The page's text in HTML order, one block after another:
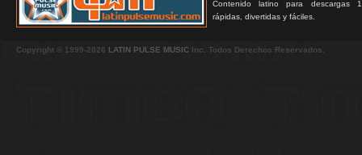
Contenido latino para descargas
rápidas, divertidas y fáciles.
Copyright © 1999-2026 LATIN PULSE MUSIC Inc. Todos Derechos Reservados.